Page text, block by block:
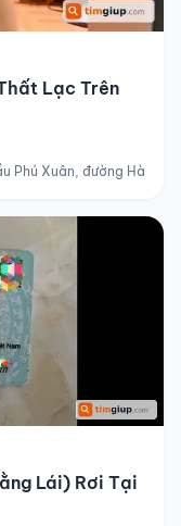
Lạc Trên
Phú Xuân, đường Hà Nội
Lái) Rơi Tại